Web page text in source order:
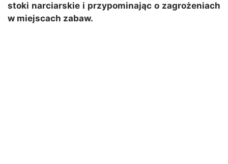
stoki narciarskie i przypominając o zagrożeniach
w miejscach zabaw.